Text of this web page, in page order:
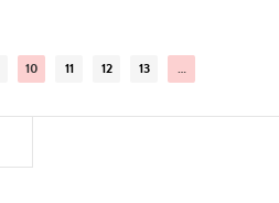
10 11 12 13 …